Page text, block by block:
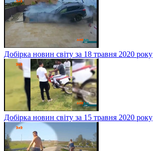
Добірка новин світу за 18 травня 2020 року
Добірка новин світу за 15 травня 2020 року